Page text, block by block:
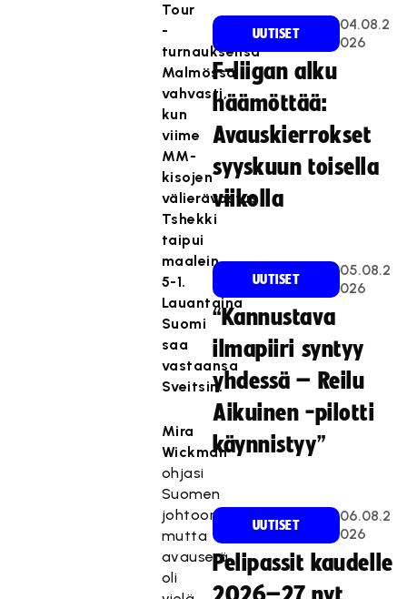
Tour
-
turnauksensa
Malmössä
vahvasti,
kun
viime
MM-
kisojen
välierävastus
Tshekki
taipui
maalein
5-1.
Lauantaina
Suomi
saa
vastaansa
Sveitsin.
Mira
Wickman
ohjasi
Suomen
johtoon,
mutta
avauserä
oli
UUTISET
04.08.2
026
F-liigan alku
häämöttää:
Avauskierrokset
syyskuun toisella
viikolla
UUTISET
05.08.2
026
“Kannustava
ilmapiiri syntyy
yhdessä – Reilu
Aikuinen -pilotti
käynnistyy”
UUTISET
06.08.2
026
Pelipassit kaudelle